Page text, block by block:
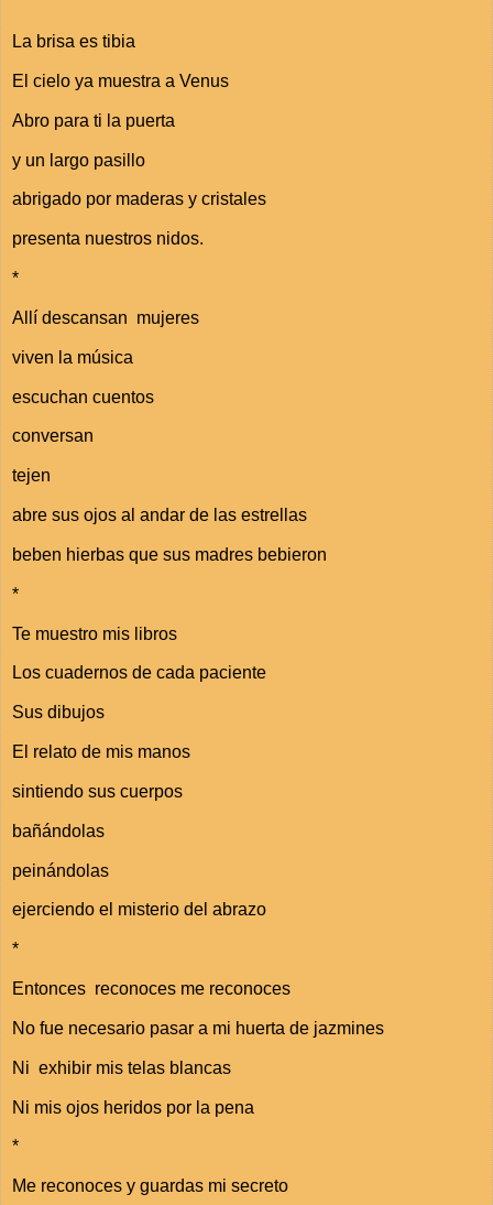
La brisa es tibia
El cielo ya muestra a Venus
Abro para ti la puerta
y un largo pasillo
abrigado por maderas y cristales
presenta nuestros nidos.
*
Allí descansan mujeres
viven la música
escuchan cuentos
conversan
tejen
abre sus ojos al andar de las estrellas
beben hierbas que sus madres bebieron
*
Te muestro mis libros
Los cuadernos de cada paciente
Sus dibujos
El relato de mis manos
sintiendo sus cuerpos
bañándolas
peinándolas
ejerciendo el misterio del abrazo
*
Entonces reconoces me reconoces
No fue necesario pasar a mi huerta de jazmines
Ni exhibir mis telas blancas
Ni mis ojos heridos por la pena
*
Me reconoces y guardas mi secreto